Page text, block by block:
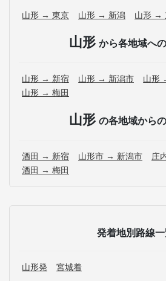
山形 → 東京 山形 → 新潟 山形 →
山形 から各地域へ
山形 → 新宿 山形 → 新潟市
山形
山形 → 梅田
山形 の各地域から
酒田 → 新宿 山形市 → 新潟市
庄
酒田 → 梅田
発着地別路線
山形発 宮城着